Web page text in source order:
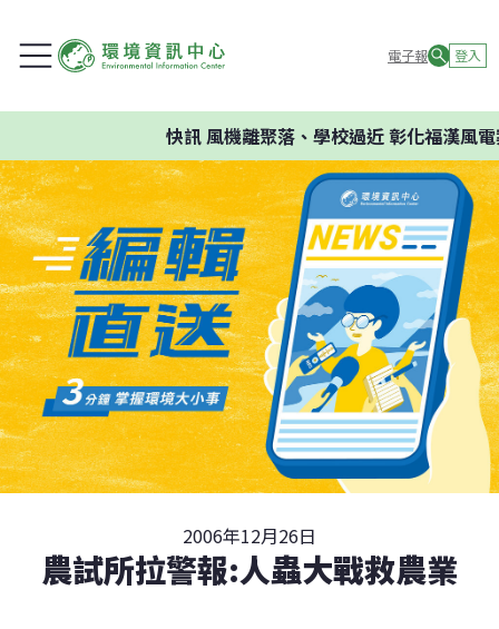
電子報 登入
快訊風機離聚落、學校過近 彰化福漢風電
2006年12月26日
農試所拉警報:人蟲大戰救農業